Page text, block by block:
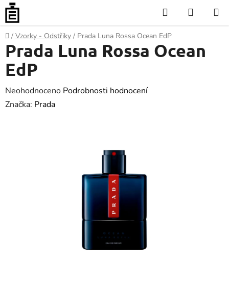
Přejít
obsah
Hledat
KOŠÍK
Domů
/ Vzorky - Odstřiky / Prada Luna Rossa Ocean EdP
Prada Luna Rossa Ocean
EdP
Průměrné
hodnocení
Neohodnoceno Podrobnosti hodnocení
Značka: Prada